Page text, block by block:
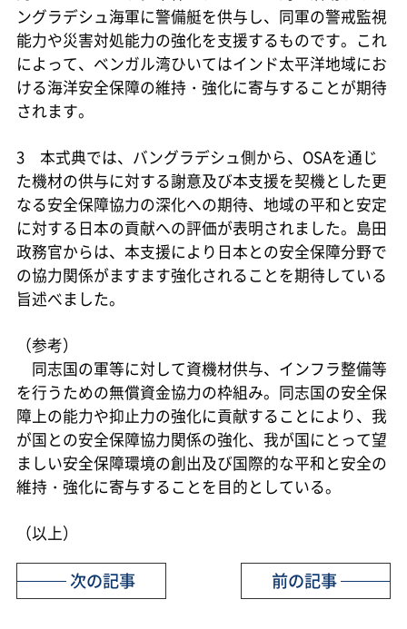
ングラデシュ海軍に警備艇を供与し、同軍の警戒監視
能力や災害対処能力の強化を支援するものです。これ
によって、ベンガル湾ひいてはインド太平洋地域にお
ける海洋安全保障の維持・強化に寄与することが期待
されます。
3 本式典では、バングラデシュ側から、OSAを通じ
た機材の供与に対する謝意及び本支援を契機とした更
なる安全保障協力の深化への期待、地域の平和と安定
に対する日本の貢献への評価が表明されました。島田
政務官からは、本支援により日本との安全保障分野で
の協力関係がますます強化されることを期待している
旨述べました。
（参考）
同志国の軍等に対して資機材供与、インフラ整備等
を行うための無償資金協力の枠組み。同志国の安全保
障上の能力や抑止力の強化に貢献することにより、我
が国との安全保障協力関係の強化、我が国にとって望
ましい安全保障環境の創出及び国際的な平和と安全の
維持・強化に寄与することを目的としている。
（以上）
前の記事
次の記事